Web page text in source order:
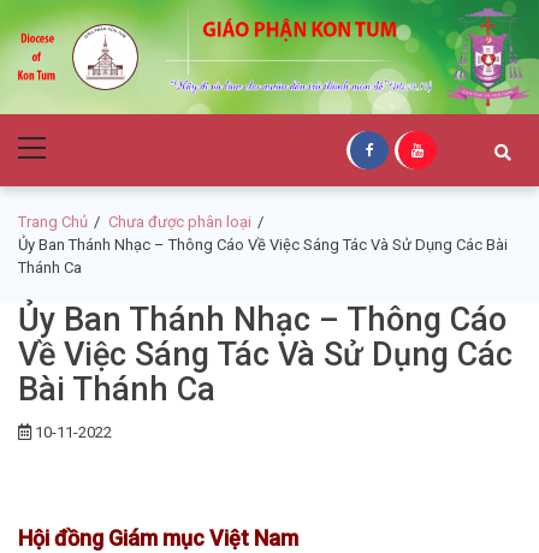
to
navigation
to
content
Giáo Phận Kon
Tum
Menu
Trang Chủ
Chưa được phân loại
Ủy Ban Thánh Nhạc – Thông Cáo Về Việc Sáng Tác Và Sử Dụng Các Bài
Thánh Ca
Ủy Ban Thánh Nhạc – Thông Cáo
Về Việc Sáng Tác Và Sử Dụng Các
Bài Thánh Ca
10-11-2022
Hội đồng Giám mục Việt Nam